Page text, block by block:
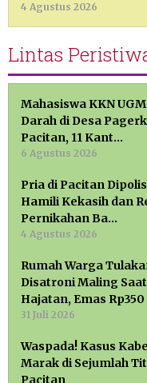
4 Agustus 2026
Lintas
Mahasiswa KKN
Darah di Desa
Pacitan, 11 Kant…
6 Agustus 2026
Pria di Pacitan
Hamili Kekasih dan
Pernikahan Ba…
4 Agustus 2026
Rumah Warga
Disatroni Maling
Hajatan, Emas
31 Juli 2026
Waspada! Kasus
Marak di Sejumlah
Pacitan